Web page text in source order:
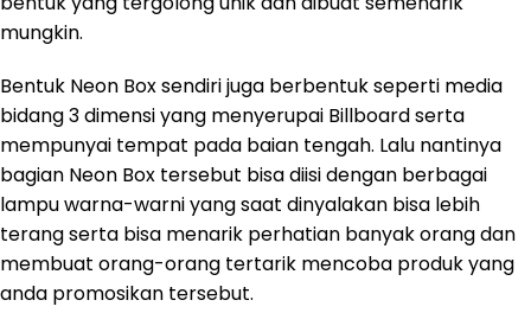
mungkin.
Bentuk Neon Box sendiri juga berbentuk seperti media
bidang 3 dimensi yang menyerupai Billboard serta
mempunyai tempat pada baian tengah. Lalu nantinya
bagian Neon Box tersebut bisa diisi dengan berbagai
lampu warna-warni yang saat dinyalakan bisa lebih
terang serta bisa menarik perhatian banyak orang dan
membuat orang-orang tertarik mencoba produk yang
anda promosikan tersebut.